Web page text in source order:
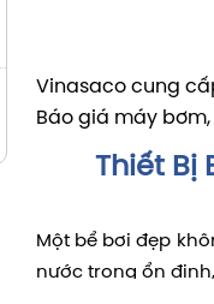
Vinasaco cung
Báo giá máy
Thiết Bị
Một bể bơi đẹp
nước trong ổn